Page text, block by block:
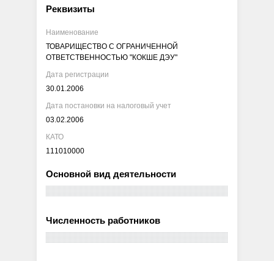
Реквизиты
Наименование
ТОВАРИЩЕСТВО С ОГРАНИЧЕННОЙ
ОТВЕТСТВЕННОСТЬЮ "КОКШЕ ДЭУ"
Дата регистрации
30.01.2006
Дата постановки на налоговый учет
03.02.2006
КАТО
111010000
Основной вид деятельности
Численность работников